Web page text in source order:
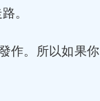
。
作。所以如果你